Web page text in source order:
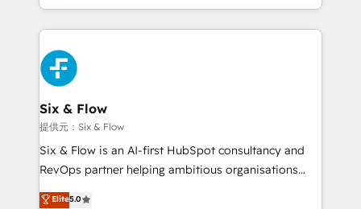
relationships with customers - Make better
decisions with data - Find a new voice and reach
more people - Get the most out of your HubSpot
investment
so selling and actually engaging with your customers
feels easy and pain-free. We are a top ranked
HubSpot Elite Partner, winner of Rookie of the Year
and Customer First Awards, 4.9/5 rating in HubSpot
Reviews and 4.9/5 rating in Clutch Reviews. Digifianz
helps the following industries: logistics & 3PL, home
improvement & construction, branding and
commercialization, real estate, health, education,
SaaS, Software Dev & IT and consulting, make the
the United States, EU, UAE, Mexico and Latin
Six & Flow
提供元：Six & Flow
Six & Flow is an AI-first HubSpot consultancy and
RevOps partner helping ambitious organisations
grow with clarity, confidence, and intelligence.
Elite5.0